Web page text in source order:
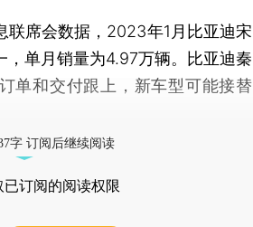
席会数据，2023年1月比亚迪宋
单月销量为4.97万辆。比亚迪秦
单和交付跟上，新车型可能接替
字 订阅后继续阅读
已订阅的阅读权限